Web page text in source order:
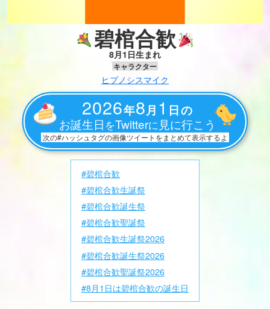
碧棺合歓
8月1日生まれ
キャラクター
ヒプノシスマイク
2026年8月 1 日の
お誕生日 をTwitterに 見に行こう
次の#ハッシュタグの画像ツイートをまとめて表示するよ
#碧棺合歓
#碧棺合歓生誕祭
#碧棺合歓誕生祭
#碧棺合歓聖誕祭
#碧棺合歓生誕祭2026
#碧棺合歓誕生祭2026
#碧棺合歓聖誕祭2026
#8月1日は碧棺合歓の誕生日